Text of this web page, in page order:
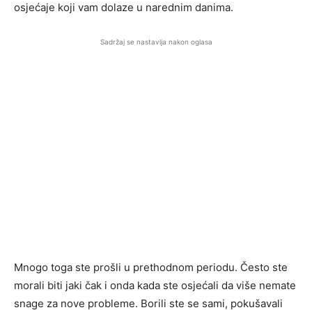
osjećaje koji vam dolaze u narednim danima.
Sadržaj se nastavlja nakon oglasa
Mnogo toga ste prošli u prethodnom periodu. Često ste
morali biti jaki čak i onda kada ste osjećali da više nemate
snage za nove probleme. Borili ste se sami, pokušavali